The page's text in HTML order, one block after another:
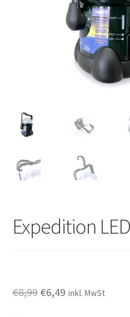
Expedition
€8,99 Ursprünglicher
€6,49 Aktueller
inkl. MwSt